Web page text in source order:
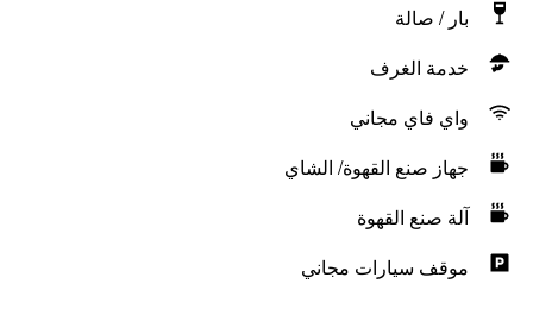
بار / صالة
خدمة الغرف
واي فاي مجاني
جهاز صنع القهوة/ الشاي
آلة صنع القهوة
موقف سيارات مجاني